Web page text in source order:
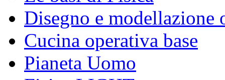
Disegno e modellazione
Cucina operativa base
Pianeta Uomo